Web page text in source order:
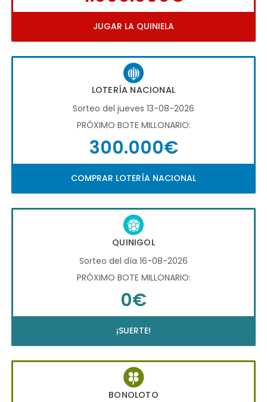
JUGAR LA QUINIELA
LOTERÍA NACIONAL
Sorteo del jueves 13-08-2026
PRÓXIMO BOTE MILLONARIO:
300.000€
COMPRAR LOTERÍA NACIONAL
QUINIGOL
Sorteo del día 16-08-2026
PRÓXIMO BOTE MILLONARIO:
0€
¡SUERTE!
BONOLOTO